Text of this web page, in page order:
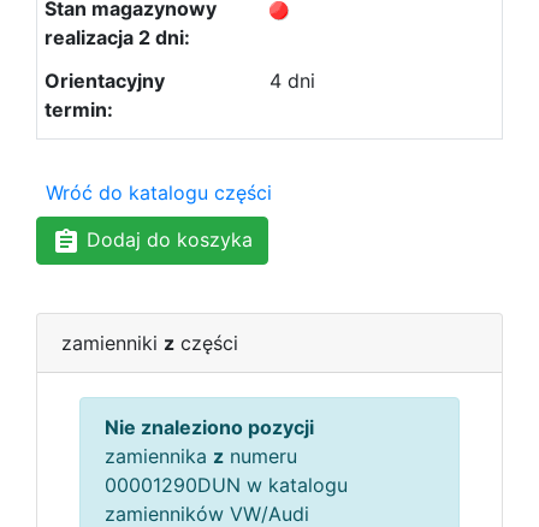
4 dni
Wróć do katalogu części
Dodaj do koszyka
zamienniki z części
Nie znaleziono pozycji
zamiennika z numeru
00001290DUN w katalogu
zamienników VW/Audi